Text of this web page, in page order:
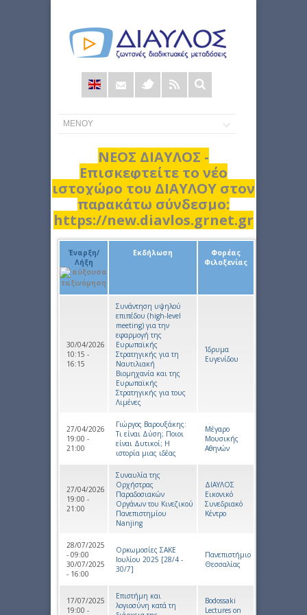
Φόρμα
αναζήτησης
ΝΕΟΣ ΔΙΑΥΛΟΣ -
Επισκεφτείτε το νέο
ιστοχώρο του ΔΙΑΥΛΟΥ στον
παρακάτω σύνδεσμο:
https://new.diavlos.grnet.gr
Έναρξη/
Λήξη
Εκδήλωση
Φορέας
Φιλοξενίας
30/04/2026
10:15 -
16:15
Συνάντηση υψηλού
επιπέδου (high-level
meeting) για την
εφαρμογή της
Ευρωπαϊκής
Στρατηγικής για τη
Ναυτιλιακή
Βιομηχανία και της
Ευρωπαϊκής
Στρατηγικής για τους
Λιμένες
Ίδρυμα
Ευγενίδου
27/04/2026
19:00 -
21:00
Γιώργος Βαρουξάκης:
Τι είναι Δύση; Ποιοι
είναι Δυτικοί; Η
ιστορία μιας ιδέας
Μέγαρο
Μουσικής
Αθηνών
27/04/2026
19:00 -
21:00
Συναυλία της
Ορχήστρας
Παραδοσιακών
Οργάνων του Κινεζικού
Πανεπιστημίου
Nanjing
ΔΙΑΥΛΟΣ
Εικονικό
Συνεδριακό
Κέντρο
28/07/2025
- 09:00
30/07/2025
- 16:00
Ορκωμοσίες ΣΑΚΕ
Ιουλίου 2025 [28/4 -
30/7]
Πανεπιστήμιο
Θεσσαλίας
17/07/2025
19:00 -
Επιστήμη και
λογιοσύνη κατά τη
Bodossaki
Lectures on